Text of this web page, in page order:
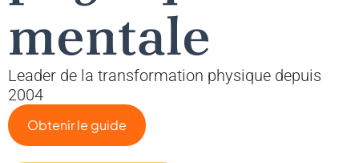
mentale
Leader de la transformation physique depuis
2004
Obtenir le guide